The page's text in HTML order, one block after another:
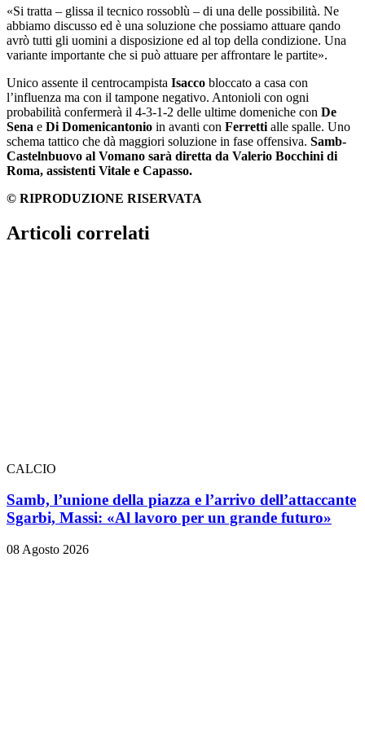
«Si tratta – glissa il tecnico rossoblù – di una delle possibilità. Ne
abbiamo discusso ed è una soluzione che possiamo attuare qando
avrò tutti gli uomini a disposizione ed al top della condizione. Una
variante importante che si può attuare per affrontare le partite».
Unico assente il centrocampista Isacco bloccato a casa con
l’influenza ma con il tampone negativo. Antonioli con ogni
probabilità confermerà il 4-3-1-2 delle ultime domeniche con De
Sena e Di Domenicantonio in avanti con Ferretti alle spalle. Uno
schema tattico che dà maggiori soluzione in fase offensiva. Samb-
Castelnbuovo al Vomano sarà diretta da Valerio Bocchini di
Roma, assistenti Vitale e Capasso.
© RIPRODUZIONE RISERVATA
Articoli correlati
CALCIO
Samb, l’unione della piazza e l’arrivo dell’attaccante
Sgarbi, Massi: «Al lavoro per un grande futuro»
08 Agosto 2026